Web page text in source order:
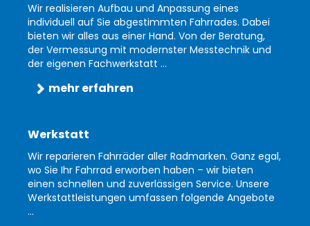
Wir realisieren Aufbau und Anpassung eines
individuell auf Sie abgestimmten Fahrrades. Dabei
bieten wir alles aus einer Hand. Von der Beratung,
der Vermessung mit modernster Messtechnik und
der eigenen Fachwerkstatt ...
mehr erfahren
Werkstatt
Wir reparieren Fahrräder aller Radmarken. Ganz egal,
wo Sie Ihr Fahrrad erworben haben – wir bieten
einen schnellen und zuverlässigen Service. Unsere
Werkstattleistungen umfassen folgende Angebote
...